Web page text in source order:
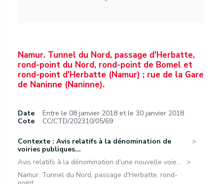
Namur. Tunnel du Nord, passage d'Herbatte,
rond-point du Nord, rond-point de Bomel et
rond-point d'Herbatte (Namur) ; rue de la Gare
de Naninne (Naninne).
Date
Entre le 08 janvier 2018 et le 30 janvier 2018
Cote
CC/CTD/202310/05/69
Contexte : Avis relatifs à la dénomination de
voiries publiques...
Avis relatifs à la dénomination d'une nouvelle voie...
Namur. Tunnel du Nord, passage d'Herbatte, rond-